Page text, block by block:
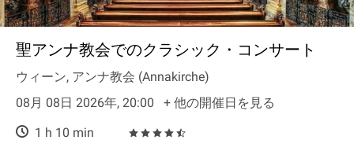
聖アンナ教会でのクラシック・コンサート
ウィーン, アンナ教会 (Annakirche)
08月 08日 2026年, 20:00
+ 他の開催日を見る
1 h 10 min